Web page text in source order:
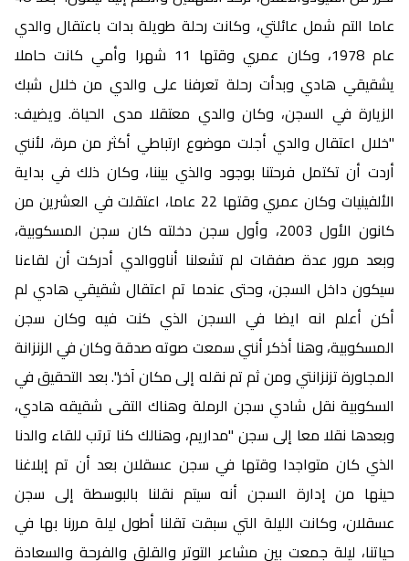
عاما التم شمل عائلتي، وكانت رحلة طويلة بدات باعتقال والدي
عام 1978، وكان عمري وقتها 11 شهرا وأمي كانت حاملا
يشقيقي هادي وبدأت رحلة تعرفنا على والدي من خلال شبك
الزيارة في السجن، وكان والدي معتقلا مدى الحياة. ويضيف:
"خلال اعتقال والدي أجلت موضوع ارتباطي أكثر من مرة، لأنني
أردت أن تكتمل فرحتنا بوجود والذي بيننا، وكان ذلك في بداية
الألفينيات وكان عمري وقتها 22 عاما، اعتقلت في العشرين من
كانون الأول 2003، وأول سجن دخلته كان سجن المسكوبية،
وبعد مرور عدة صفقات لم تشعلنا أناووالدي أدركت أن لقاءنا
سيكون داخل السجن، وحتى عندما تم اعتقال شقيقي هادي لم
أكن أعلم انه ايضا في السجن الذي كنت فيه وكان سجن
المسكوبية، وهنا أذكر أنني سمعت صوته صدقة وكان في الزنزانة
المجاورة تزنزانتي ومن ثم تم نقله إلى مكان آخر". بعد التحقيق في
السكوبية نقل شادي سجن الرملة وهناك التقى شقيقه هادي،
وبعدها نقلا معا إلى سجن "مداريم، وهنالك كنا ترتب للقاء والدنا
الذي كان متواجدا وقتها في سجن عسقلان بعد أن تم إبلاغنا
حينها من إدارة السجن أنه سيتم نقلنا بالبوسطة إلى سجن
عسقلان، وكانت الليلة التي سبقت تقلنا أطول ليلة مررنا بها في
حياتنا، ليلة جمعت بين مشاعر التوتر والقلق والفرحة والسعادة